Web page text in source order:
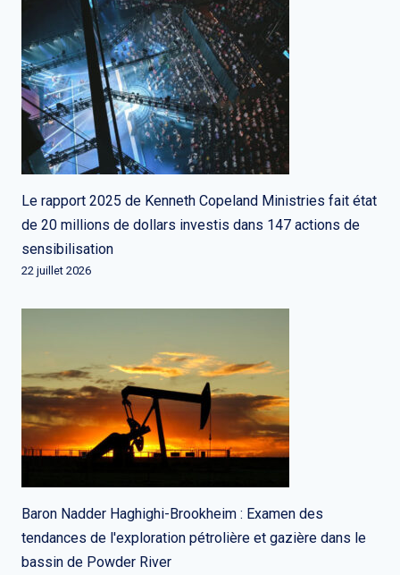
Le rapport 2025 de Kenneth Copeland Ministries fait état
de 20 millions de dollars investis dans 147 actions de
sensibilisation
22 juillet 2026
Baron Nadder Haghighi-Brookheim : Examen des
tendances de l'exploration pétrolière et gazière dans le
bassin de Powder River